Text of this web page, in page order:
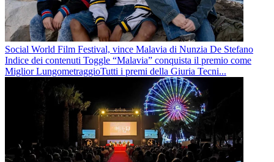
Social World Film Festival, vince Malavia di Nunzia De Stefano
Indice dei contenuti Toggle “Malavia” conquista il premio come
Miglior LungometraggioTutti i premi della Giuria Tecni...